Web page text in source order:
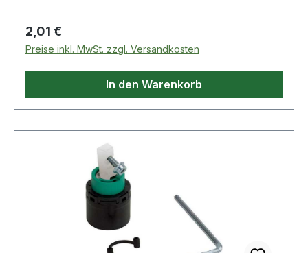
Regulärer Preis:
2,01 €
Preise inkl. MwSt. zzgl. Versandkosten
In den Warenkorb